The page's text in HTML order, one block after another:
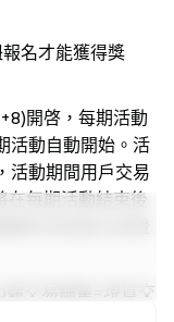
名才能獲得獎
開啓，每期活動
活動自動開始。活
活動期間用戶交易
在每期活動結束後
期內完成身分認證
端交易總量=現貨交